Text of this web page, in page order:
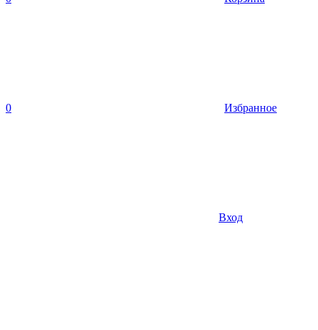
0 Избранное
Вход